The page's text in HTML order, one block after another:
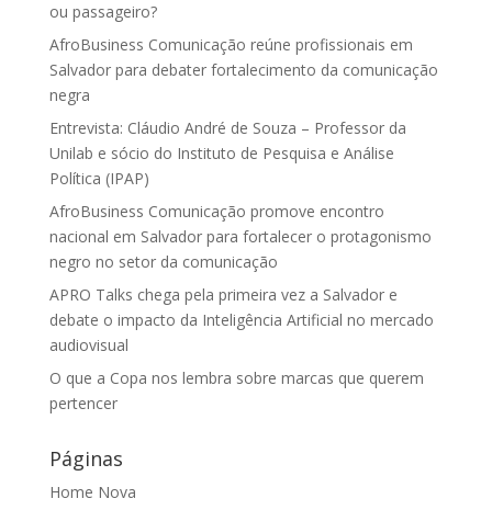
ou passageiro?
AfroBusiness Comunicação reúne profissionais em
Salvador para debater fortalecimento da comunicação
negra
Entrevista: Cláudio André de Souza – Professor da
Unilab e sócio do Instituto de Pesquisa e Análise
Política (IPAP)
AfroBusiness Comunicação promove encontro
nacional em Salvador para fortalecer o protagonismo
negro no setor da comunicação
APRO Talks chega pela primeira vez a Salvador e
debate o impacto da Inteligência Artificial no mercado
audiovisual
O que a Copa nos lembra sobre marcas que querem
pertencer
Páginas
Home Nova